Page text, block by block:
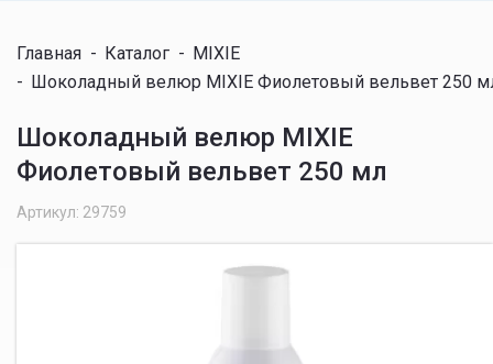
Главная - Каталог - MIXIE
- Шоколадный велюр MIXIE Фиолетовый вельвет 250
Шоколадный велюр MIXIE
Фиолетовый вельвет 250 мл
Артикул: 29759